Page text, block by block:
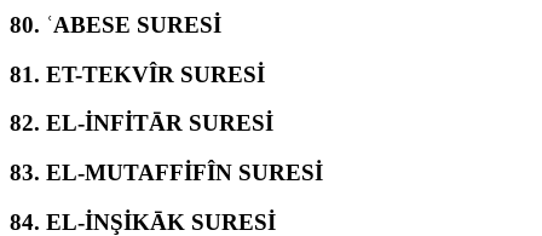
80. ʿABESE SURESİ
81. ET-TEKVÎR SURESİ
82. EL-İNFİTĀR SURESİ
83. EL-MUTAFFİFÎN SURESİ
84. EL-İNŞİKĀK SURESİ